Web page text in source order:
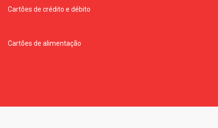
Cartões de crédito e débito
Cartões de alimentação